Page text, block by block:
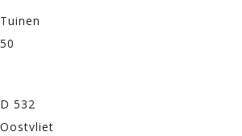
Tuinen
50
D 532
Oostvliet